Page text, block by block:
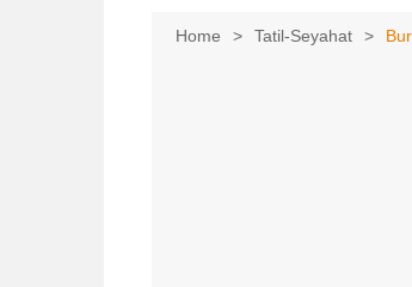
Home Tatil-Seyahat